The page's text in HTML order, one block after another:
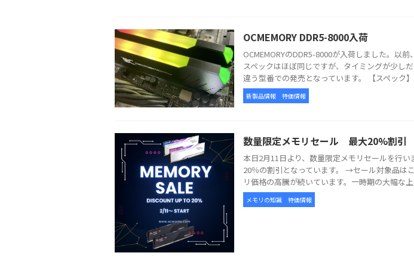
OCMEMORY DDR5-8000入荷
OCMEMORYのDDR5-8000が入荷しました。以
スペックはほぼ同じですが、タイミングが少しだ
違う型番での発売となっています。 【スペック
新製品情報 特価情報
数量限定メモリセール 最大20%割引
本日2月11日より、数量限定メモリセールを行
20％の割引となっています。 →セール対象品は
リ価格の高騰が続いています。一時期の大幅な
メモリの知識 特価情報